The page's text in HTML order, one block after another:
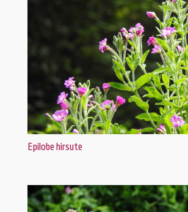
Epilobe hirsute